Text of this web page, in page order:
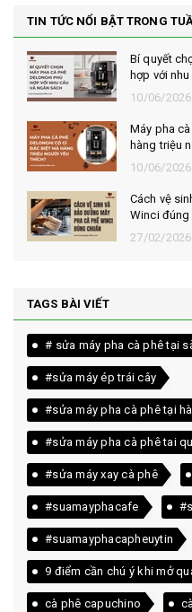
TIN TỨC NỔI BẬT TRONG
Bí quyết
hợp với
10/06/2026
Máy pha
hàng triệu
10/06/2026
Cách vệ
Winci đúng
27/02/2026
TAGS BÀI VIẾT
# sửa máy pha cà phê tại
#sửa máy ép trái cây
#sửa máy pha cà phê tại
#sửa máy pha cà phê tai
#sửa máy xay cà phê
#suamayphacafe
#suamayphacapheuytin
9 điểm cần chú ý khi mở
cà phê capuchino